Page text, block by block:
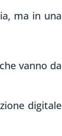
ma in una
vanno da
digitale